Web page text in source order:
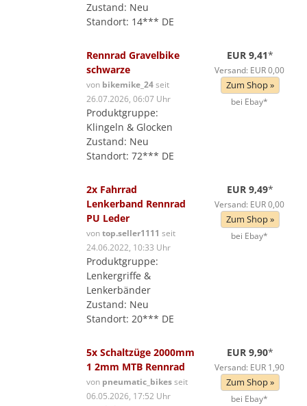
Zustand: Neu
Standort: 14*** DE
Rennrad Gravelbike
schwarze
von bikemike_24seit
26.07.2026, 06:07 Uhr
Produktgruppe:
Klingeln & Glocken
Zustand: Neu
Standort: 72*** DE
EUR 9,41*
Versand: EUR 0,00
Zum Shop »
bei Ebay*
2x Fahrrad
Lenkerband Rennrad
PU Leder
vontop.seller1111 seit
24.06.2022, 10:33 Uhr
Produktgruppe:
Lenkergriffe &
Lenkerbänder
Zustand: Neu
Standort: 20*** DE
EUR 9,49*
Versand: EUR 0,00
Zum Shop »
bei Ebay*
5x Schaltzüge 2000mm
1 2mm MTB Rennrad
von pneumatic_bikesseit
06.05.2026, 17:52 Uhr
EUR 9,90*
Versand: EUR 1,90
Zum Shop »
bei Ebay*